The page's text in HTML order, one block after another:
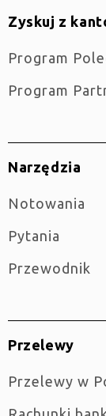
Zyskuj z
Program
Program
Narzędzia
Notowania
Pytania
Przewodnik
Przelewy
Przelewy w